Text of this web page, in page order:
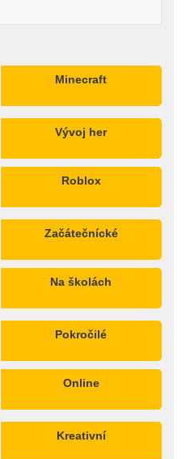
Minecraft
Vývoj her
Roblox
Začátečnícké
Na školách
Pokročilé
Online
Kreativní